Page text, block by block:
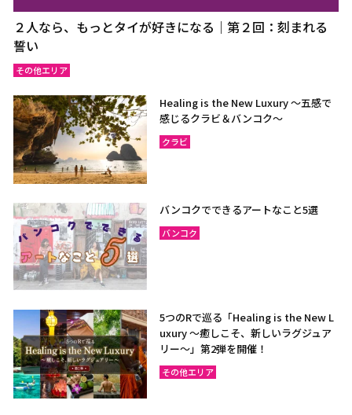
２人なら、もっとタイが好きになる｜第２回：刻まれる
誓い
その他エリア
Healing is the New Luxury ～五感で
感じるクラビ＆バンコク～
クラビ
バンコクでできるアートなこと5選
バンコク
5つのRで巡る「Healing is the New L
uxury ～癒しこそ、新しいラグジュア
リー〜」第2弾を開催！
その他エリア